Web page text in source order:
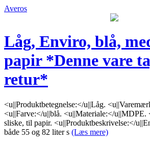
Averos
Låg, Enviro, blå,
papir *Denne vare
retur*
<u||Produktbetegnelse:</u||Låg.
<u||Farve:</u||blå. <u||Materiale:</u||MDPE.
sliske, til papir. <u||Produktbeskrivelse:</
både 55 og 82 liter s (Læs mere)